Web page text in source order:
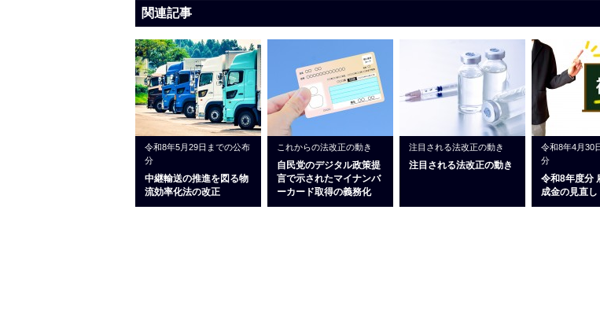
関連記事
令和8年5月29日までの公布
分
中継輸送の推進を図る物
流効率化法の改正
これからの法改正の動き
自民党のデジタル政策提
言で示されたマイナンバ
ーカード取得の義務化
注目される法改正の動き
注目される法改正の動き
令和8年4月30
分
令和8年度分
成金の見直し